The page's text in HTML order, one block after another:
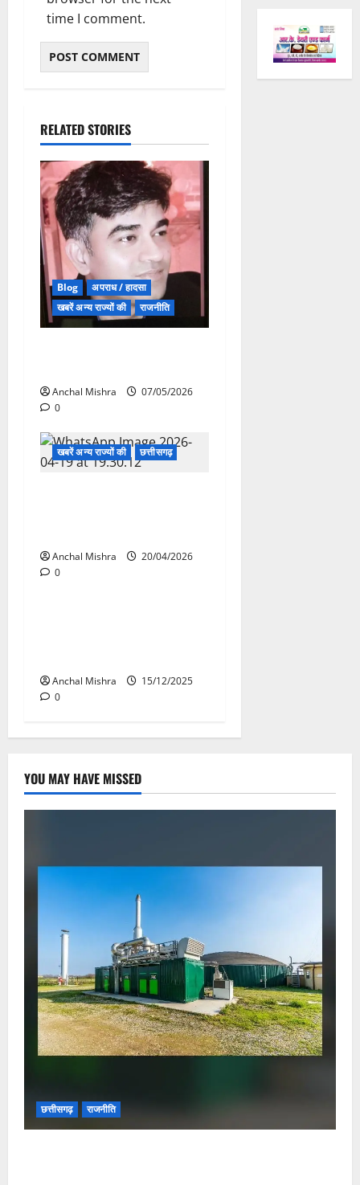
time I comment.
RELATED STORIES
Blog
अपराध / हादसा
खबरें अन्य राज्यों की
राजनीति
Anchal Mishra
07/05/2026
0
खबरें अन्य राज्यों की छत्तीसगढ़
Anchal Mishra
20/04/2026
0खबरें अन्य राज्यों की
Anchal Mishra
15/12/2025
0
YOU MAY HAVE MISSED
छत्तीसगढ़ राजनीति